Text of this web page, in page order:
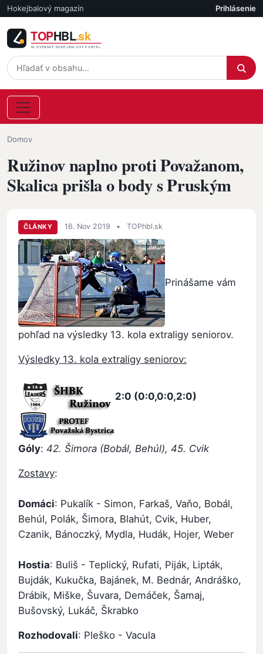
Skočiť na hlavný obsah
Hokejbalový magazín Účet
Prihlásenie
Omrvinka
Domov
Ružinov naplno proti Považanom,
Skalica prišla o body s Pruským
ČLÁNKY 16. Nov 2019 • TOPhbl.sk
Prinášame vám
pohľad na výsledky 13. kola extraligy seniorov.
Výsledky 13. kola extraligy seniorov:
2:0 (0:0,0:0,2:0)
Góly:42. Šimora (Bobál, Behúl), 45. Cvik
Zostavy:
Domáci: Pukalík - Simon, Farkaš, Vaňo, Bobál,
Behúl, Polák, Šimora, Blahút, Cvik, Huber,
Czanik, Bánoczký, Mydla, Hudák, Hojer, Weber
Hostia: Buliš - Teplický, Rufati, Piják, Lipták,
Bujdák, Kukučka, Bajánek, M. Bednár, Andráško,
Drábik, Miške, Šuvara, Demáček, Šamaj,
Bušovský, Lukáč, Škrabko
Rozhodovali: Pleško - Vacula